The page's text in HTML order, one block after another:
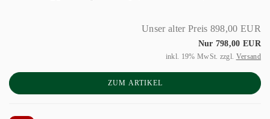
Unser alter Preis 898,00 EUR
Nur 798,00 EUR
inkl. 19% MwSt. zzgl. Versand
ZUM ARTIKEL